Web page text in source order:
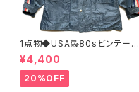
1点物◆USA製80sビンテージ
US MAIL紺ナイロンジャケット
古着LメンズXLレディースOKア
メカジ90sストリートマウンテン
パーカーアウター362465
¥4,400
20%OFF